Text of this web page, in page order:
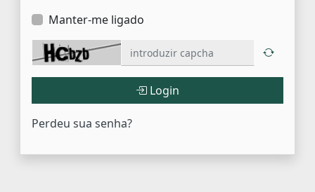
Manter-me ligado
Login
Perdeu sua senha?